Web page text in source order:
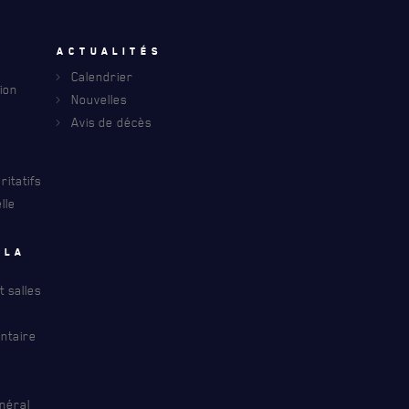
À PROPOS DU R22ER
Actualités
Calendrier
Nouvelles
Avis de décès
la
salles